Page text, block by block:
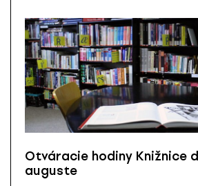
Otváracie hodiny Knižnice
auguste